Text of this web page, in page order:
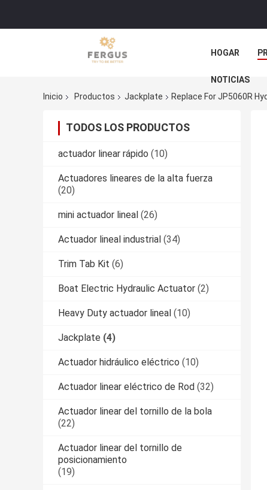
HOGAR
NOTICIAS
Inicio
Productos Jackplate Replace For JP5060R
TODOS LOS PRODUCTOS
actuador linear rápido (10)
Actuadores lineares de la alta fuerza
(20)
mini actuador lineal (26)
Actuador lineal industrial (34)
Trim Tab Kit (6)
Boat Electric Hydraulic Actuator (2)
Heavy Duty actuador lineal (10)
Jackplate (4)
Actuador hidráulico eléctrico (10)
Actuador linear eléctrico de Rod (32)
Actuador linear del tornillo de la bola
(22)
Actuador linear del tornillo de
posicionamiento
(19)